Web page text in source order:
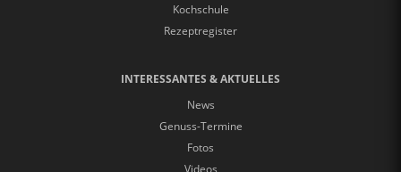
Kochschule
Rezeptregister
INTERESSANTES & AKTUELLES
News
Genuss-Termine
Fotos
Videos